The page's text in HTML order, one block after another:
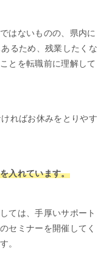
はないものの、県内に
るため、残業したくな
とを転職前に理解して
ればお休みをとりやす
入れています。
ては、手厚いサポート
セミナーを開催してく
。